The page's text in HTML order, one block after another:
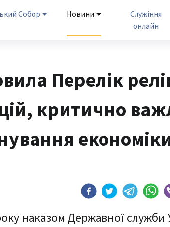
Собор Новини
Служіння
онлайн
Перелік
критично
наказом Державної служби